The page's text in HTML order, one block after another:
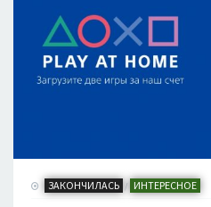
ЗАКОНЧИЛАСЬ / ИНТЕРЕСНОЕ